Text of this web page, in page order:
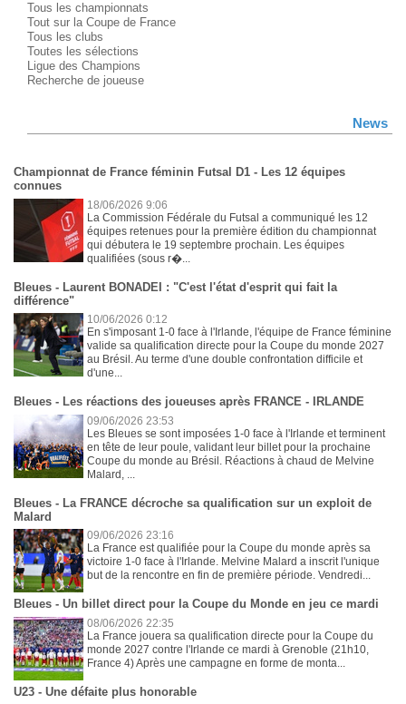
Tous les championnats
Tout sur la Coupe de France
Tous les clubs
Toutes les sélections
Ligue des Champions
Recherche de joueuse
News
Championnat de France féminin Futsal D1 - Les 12 équipes
connues
18/06/2026 9:06
La Commission Fédérale du Futsal a communiqué les 12
équipes retenues pour la première édition du championnat
qui débutera le 19 septembre prochain. Les équipes
qualifiées (sous r�...
Bleues - Laurent BONADEI : "C'est l'état d'esprit qui fait la
différence"
10/06/2026 0:12
En s'imposant 1-0 face à l'Irlande, l'équipe de France féminine
valide sa qualification directe pour la Coupe du monde 2027
au Brésil. Au terme d'une double confrontation difficile et
d'une...
Bleues - Les réactions des joueuses après FRANCE - IRLANDE
09/06/2026 23:53
Les Bleues se sont imposées 1-0 face à l'Irlande et terminent
en tête de leur poule, validant leur billet pour la prochaine
Coupe du monde au Brésil. Réactions à chaud de Melvine
Malard, ...
Bleues - La FRANCE décroche sa qualification sur un exploit de
Malard
09/06/2026 23:16
La France est qualifiée pour la Coupe du monde après sa
victoire 1-0 face à l'Irlande. Melvine Malard a inscrit l'unique
but de la rencontre en fin de première période. Vendredi...
Bleues - Un billet direct pour la Coupe du Monde en jeu ce mardi
08/06/2026 22:35
La France jouera sa qualification directe pour la Coupe du
monde 2027 contre l'Irlande ce mardi à Grenoble (21h10,
France 4) Après une campagne en forme de monta...
U23 - Une défaite plus honorable